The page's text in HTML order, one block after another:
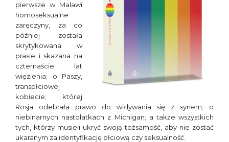
pierwsze w Malawi
homoseksualne
zaręczyny, za co
później została
skrytykowana w
prasie i skazana na
czternaście lat
więzienia; o Paszy,
transpłciowej
kobiecie, której
Rosja odebrała prawo do widywania się z synem; o
niebinarnych nastolatkach z Michigan; a także wszystkich
tych, którzy musieli ukryć swoją tożsamość, aby nie zostać
ukaranym za identyfikację płciową czy seksualność.